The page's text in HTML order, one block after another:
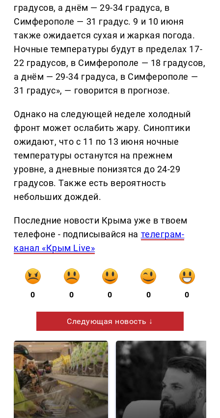
градусов, а днём — 29-34 градуса, в
Симферополе — 31 градус. 9 и 10 июня
также ожидается сухая и жаркая погода.
Ночные температуры будут в пределах 17-
22 градусов, в Симферополе — 18 градусов,
а днём — 29-34 градуса, в Симферополе —
31 градус», — говорится в прогнозе.
Однако на следующей неделе холодный
фронт может ослабить жару. Синоптики
ожидают, что с 11 по 13 июня ночные
температуры останутся на прежнем
уровне, а дневные понизятся до 24-29
градусов. Также есть вероятность
небольших дождей.
Последние новости Крыма уже в твоем
телефоне - подписывайся на телеграм-
канал «Крым Live»
0 0 0 0 0
Следующая новость ↓